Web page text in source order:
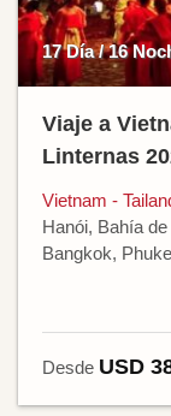
17 Día / 16
Viaje a
Linternas
Vietnam -
Hanói, Bahía
Bangkok,
Desde USD